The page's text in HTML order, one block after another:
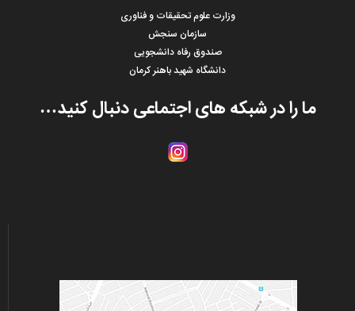
وزارت علوم تحقیقات و فناوری
سازمان سنجش
صندوق رفاه دانشجویی
دانشگاه شهید باهنر کرمان
ما را در شبکه های اجتماعی دنبال کنید…